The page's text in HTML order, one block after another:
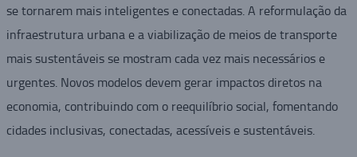
se tornarem mais inteligentes e conectadas. A reformulação da
infraestrutura urbana e a viabilização de meios de transporte
mais sustentáveis se mostram cada vez mais necessários e
urgentes. Novos modelos devem gerar impactos diretos na
economia, contribuindo com o reequilíbrio social, fomentando
cidades inclusivas, conectadas, acessíveis e sustentáveis.